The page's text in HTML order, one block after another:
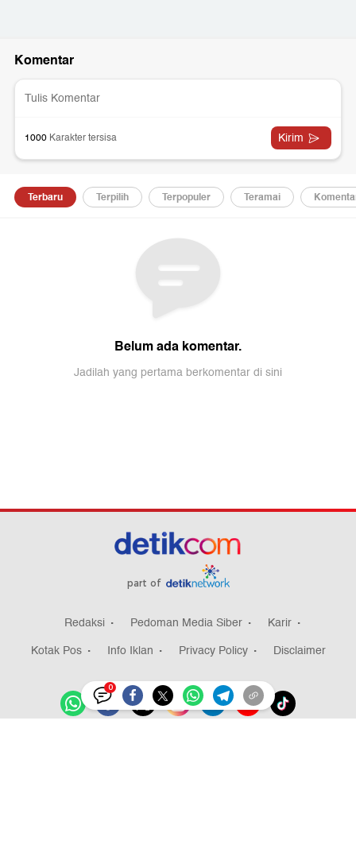
0
part of
Redaksi Pedoman Media Siber
Karir
Kotak Pos
Info Iklan Privacy Policy Disclaimer